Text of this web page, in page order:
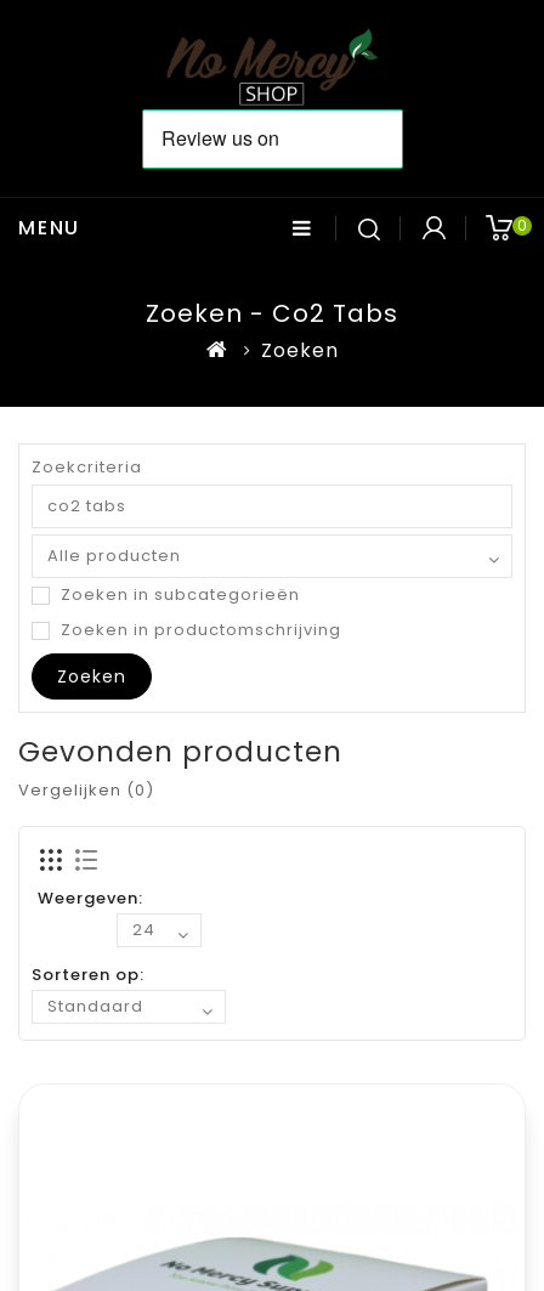
0
MENU
Zoeken - Co2 Tabs
Zoeken
Zoekcriteria
Zoeken in subcategorieën
Zoeken in productomschrijving
Gevonden producten
Vergelijken (0)
Weergeven:
Sorteren op: